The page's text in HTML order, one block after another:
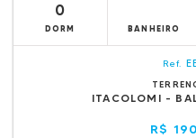
0
DORM BANHEIRO
Ref.
ITACOLOMI -
R$